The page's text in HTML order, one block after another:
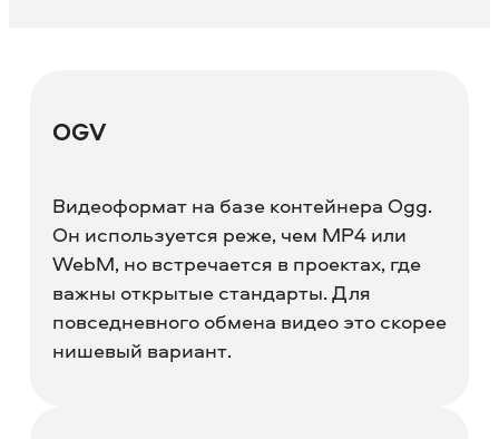
OGV
Видеоформат на базе контейнера Ogg.
Он используется реже, чем MP4 или
WebM, но встречается в проектах, где
важны открытые стандарты. Для
повседневного обмена видео это скорее
нишевый вариант.